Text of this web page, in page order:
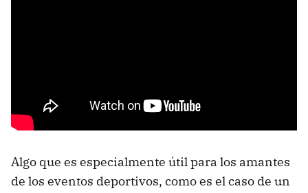
Algo que es especialmente útil para los amantes
de los eventos deportivos, como es el caso de un